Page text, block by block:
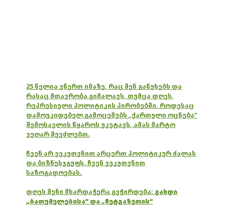
25 წელია ვწერთ იმაზე, რაც შენ გაწუხებს და
რასაც მთავრობა გიმალავს, თუმცა დღეს,
რეპრესიული პოლიტიკის პირობებში, როდესაც
დამოუკიდებელ გამოცემებს „ქართული ოცნება“
შემოსავლის წყაროს უკეტავს, ამას მარტო
ვეღარ შევძლებთ.
ჩვენ არ ვეკუთვნით არცერთ პოლიტიკურ ძალას
და ბიზნესჯგუფს. ჩვენ ვეკუთვნით
საზოგადოებას.
დღეს შენი მხარდაჭერა გვჭირდება: გახდი
„ბათუმელებისა“ და „ნეტგაზეთის“